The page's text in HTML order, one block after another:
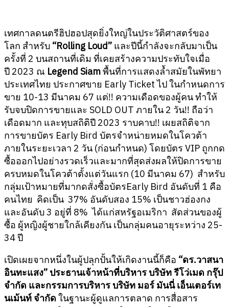
เทศกาลดนตรีฮิปฮอปสุดยิ่งใหญ่ในประวัติศาสตร์ของ
โลก สำหรับ “Rolling Loud” และปีนี้กำลังจะกลับมาเป็น
ครั้งที่ 2 บนสถานที่เดิม ที่เคยสร้างความประทับใจเมื่อ
ปี 2023 ณ Legend Siamพื้นที่การแสดงล้ำสมัยในพัทยา
ประเทศไทย ประกาศขาย Early Ticket ไป ในกำหนดการ
ขาย 10-13 มีนาคม 67 แต่!! ความเดือดของผู้คน ทำให้
รับจบปิดการขายและ SOLD OUT ภายใน 2 วัน!! ถือว่า
เดือดมาก และทุบสถิติปี 2023 ราบคาบ!! เผยสถิติจาก
การขายบัตร Early Bird บัตรจำหน่ายหมดในโควต้า
ภายในระยะเวลา 2 วัน (ก่อนกำหนด) โดยบัตร VIP ถูกกด
ซื้อออกไปอย่างรวดเร็วและมากที่สุดส่งผลให้ปิดการขาย
ครบหมดในโควต้าตั้งแต่วันแรก (10 มีนาคม 67) สำหรับ
กลุ่มเป้าหมายที่มากดสั่งซื้อบัตรEarly Bird อันดับที่ 1 คือ
คนไทย คิดเป็น 37% อันดับสอง 15% เป็นชาวฮ่องกง
และอันดับ 3 อยู่ที่ 8% ได้แก่สหรัฐอเมริกา สัดส่วนของผู้
ซื้อ ผู้หญิงผู้ชายใกล้เคียงกัน เป็นกลุ่มคนอายุระหว่าง 25-
34 ปี
เปิดเผยจากหนึ่งในผู้ปลุกปั้นให้เกิดงานนี้ก็คือ “ดร.วาสนา
อินทะแสง” ประธานเจ้าหน้าที่บริหาร บริษัท รีโว่เมด กรุ๊ป
จำกัด และกรรมการบริหาร บริษัท มอร์ มันนี่ เอ็นเตอร์เท
นเม้นท์ จำกัด ในฐานะผู้ดูแลการตลาด การสื่อสาร